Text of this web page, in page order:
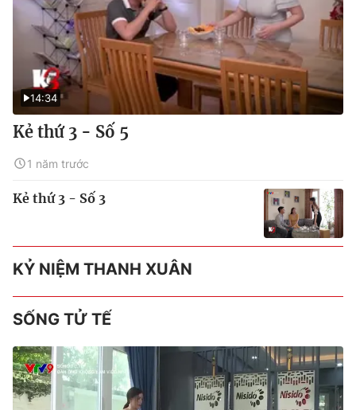
14:34
Kẻ thứ 3 - Số 5
1 năm trước
Kẻ thứ 3 - Số 3
KỶ NIỆM THANH XUÂN
SỐNG TỬ TẾ